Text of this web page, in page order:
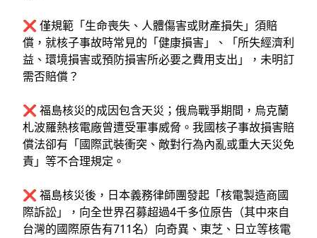
❌ 僅規範「生命喪失、人體傷害或財產損失」須賠
償，就核子事故時常見的「健康損害」、「所失經濟利
益、環境損害或預防損害所必要之費用支出」，未明訂
需否賠償？
❌ 福島核災的成因包含天災；俄烏戰爭期間，烏克蘭
札波羅熱核電廠曾遭受軍事威脅。我國核子事故損害賠
償法卻有「國際武裝衝突、敵對行為內亂或重大天災免
責」等不合理規定。
❌ 福島核災後，日本義務律師團發起「核電製造商國
際訴訟」，向全世界召募超過4千多位原告（其中來自
台灣的國際原告有711名）向奇異、東芝、日立等核電